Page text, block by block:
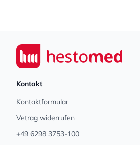
Seiwert GmbH
Kontakt
Kontaktformular
Vetrag widerrufen
+49 6298 3753-100